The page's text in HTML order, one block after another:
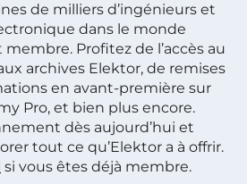
de milliers d’ingénieurs et
dans le monde
Profitez de l’accès au
archives Elektor, de remises
en avant-première sur
Pro, et bien plus encore.
dès aujourd’hui et
tout ce qu’Elektor a à offrir.
si vous êtes déjà membre.